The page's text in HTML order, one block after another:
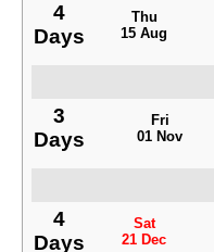
4
Days
Thu
15 Aug
3
Days
Fri
01 Nov
4
Days
Sat
21 Dec